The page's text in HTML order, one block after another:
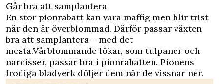
Går bra att samplantera
En stor pionrabatt kan vara maffig men blir trist
när den är överblommad. Därför passar växten
bra att samplantera – med det
mesta.Vårblommande lökar, som tulpaner och
narcisser, passar bra i pionrabatten. Pionens
frodiga bladverk döljer dem när de vissnar ner.